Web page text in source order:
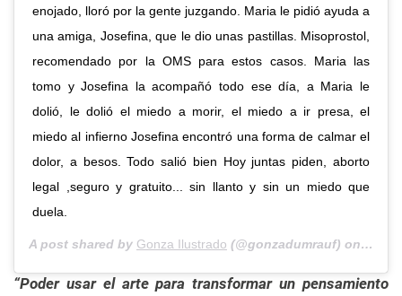
enojado, lloró por la gente juzgando. Maria le pidió ayuda a
una amiga, Josefina, que le dio unas pastillas. Misoprostol,
recomendado por la OMS para estos casos. Maria las
tomo y Josefina la acompañó todo ese día, a Maria le
dolió, le dolió el miedo a morir, el miedo a ir presa, el
miedo al infierno Josefina encontró una forma de calmar el
dolor, a besos. Todo salió bien Hoy juntas piden, aborto
legal ,seguro y gratuito... sin llanto y sin un miedo que
duela.
A post shared by Gonza Ilustrado (@gonzadumrauf) on Jun
“Poder usar el arte para transformar un pensamiento